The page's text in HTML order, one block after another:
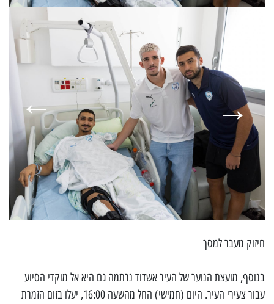
חיזוק מעבר למסך
בנוסף, מועצת הנוער של העיר אשדוד נרתמה גם היא אל מוקדי הסיוע
עבור צעירי העיר. היום (חמישי) החל מהשעה 16:00, יעלו בזום הזמרת